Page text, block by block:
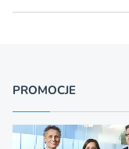
PROMOCJE